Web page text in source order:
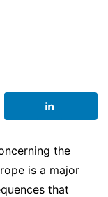
the
is a major
that